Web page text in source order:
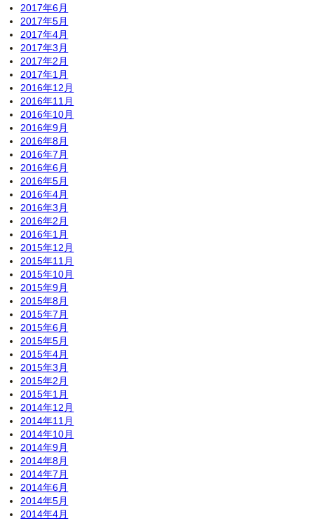
2017年6月
2017年5月
2017年4月
2017年3月
2017年2月
2017年1月
2016年12月
2016年11月
2016年10月
2016年9月
2016年8月
2016年7月
2016年6月
2016年5月
2016年4月
2016年3月
2016年2月
2016年1月
2015年12月
2015年11月
2015年10月
2015年9月
2015年8月
2015年7月
2015年6月
2015年5月
2015年4月
2015年3月
2015年2月
2015年1月
2014年12月
2014年11月
2014年10月
2014年9月
2014年8月
2014年7月
2014年6月
2014年5月
2014年4月